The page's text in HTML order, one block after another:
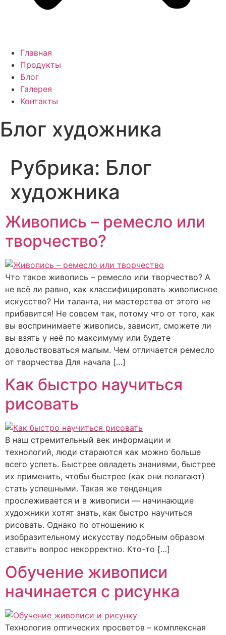
Главная
Продукты
Блог
Галерея
Контакты
Блог художника
Рубрика: Блог
художника
Живопись – ремесло или
творчество?
Что такое живопись – ремесло или творчество? А
не всё ли равно, как классифицировать живописное
искусство? Ни таланта, ни мастерства от этого не
прибавится! Не совсем так, потому что от того, как
вы воспринимаете живопись, зависит, сможете ли
вы взять у неё по максимуму или будете
довольствоваться малым. Чем отличается ремесло
от творчества Для начала […]
Как быстро научиться
рисовать
В наш стремительный век информации и
технологий, люди стараются как можно больше
всего успеть. Быстрее овладеть знаниями, быстрее
их применить, чтобы быстрее (как они полагают)
стать успешными. Такая же тенденция
прослеживается и в живописи — начинающие
художники хотят знать, как быстро научиться
рисовать. Однако по отношению к
изобразительному искусству подобным образом
ставить вопрос некорректно. Кто-то […]
Обучение живописи
начинается с рисунка
Технология оптических просветов – комплексная